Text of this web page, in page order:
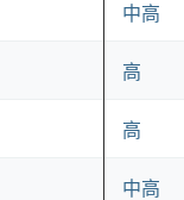
中高
高
高
中高